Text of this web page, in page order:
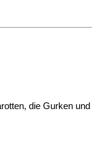
die Gurken